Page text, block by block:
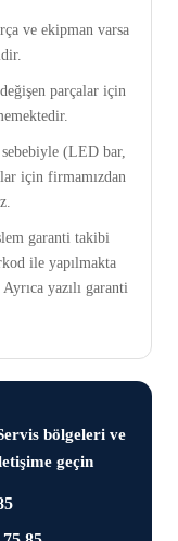
ve ekipman varsa
parçalar için
(LED bar,
için firmamızdan
garanti takibi
ile yapılmakta
yazılı garanti
bölgeleri ve
geçin